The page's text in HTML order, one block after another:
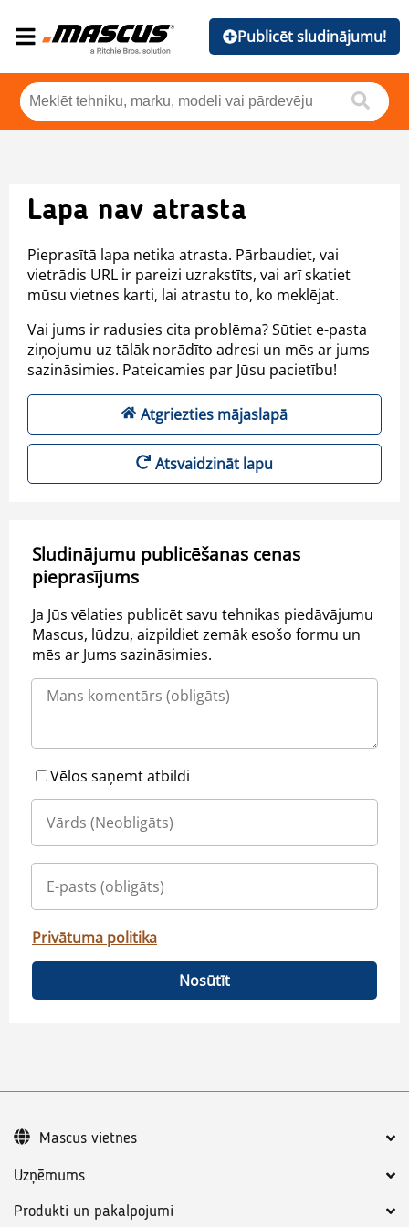
Publicēt sludinājumu!
Lapa nav atrasta
Pieprasītā lapa netika atrasta. Pārbaudiet, vai
vietrādis URL ir pareizi uzrakstīts, vai arī skatiet
mūsu vietnes karti, lai atrastu to, ko meklējat.
Vai jums ir radusies cita problēma? Sūtiet e-pasta
ziņojumu uz tālāk norādīto adresi un mēs ar jums
sazināsimies. Pateicamies par Jūsu pacietību!
Atgriezties mājaslapā
Atsvaidzināt lapu
Sludinājumu publicēšanas cenas
pieprasījums
Ja Jūs vēlaties publicēt savu tehnikas piedāvājumu
Mascus, lūdzu, aizpildiet zemāk esošo formu un
mēs ar Jums sazināsimies.
Vēlos saņemt atbildi
Privātuma politika
Nosūtīt
Uzņēmums
Produkti un pakalpojumi
Mascus vietnes